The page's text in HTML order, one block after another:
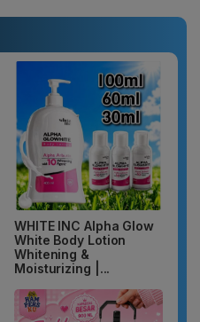
WHITE INC Alpha Glow
White Body Lotion
Whitening &
Moisturizing |...